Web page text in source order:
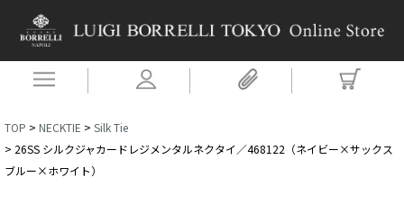
TOP NECKTIE
Silk Tie
26SS シルクジャカードレジメンタルネクタイ／468122（ネイビー×サックス
ブルー×ホワイト）